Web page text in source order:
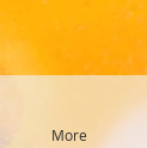
More